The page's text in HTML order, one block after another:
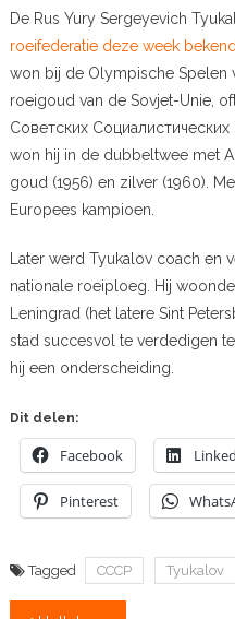
De Rus Yury Sergeyevich
roeifederatie deze week bekend
won bij de Olympische Spelen
roeigoud van de Sovjet-Unie,
Советских
won hij in de dubbeltwee met
goud (1956) en zilver (1960).
Europees kampioen.
Later werd Tyukalov coach en
nationale roeiploeg. Hij
Leningrad (het latere Sint
stad succesvol te verdedigen
hij een onderscheiding.
Dit delen:
Facebook
Pinterest
Tagged CCCP Tyukalov